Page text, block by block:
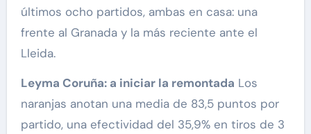
últimos ocho partidos, ambas en casa: una
frente al Granada y la más reciente ante el
Lleida.
Leyma Coruña: a iniciar la remontada Los
naranjas anotan una media de 83,5 puntos por
partido, una efectividad del 35,9% en tiros de 3